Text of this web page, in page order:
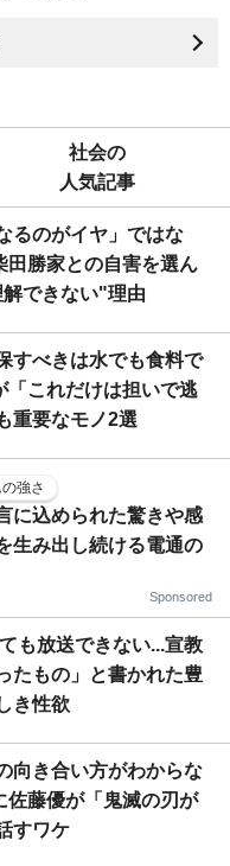
社会の
人気記事
るのがイヤ」ではな
田勝家との自害を選ん
できない"理由
すべきは水でも食料で
「これだけは担いで逃
重要なモノ2選
強さ
に込められた驚きや感
生み出し続ける電通の
Sponsored
も放送できない...宣教
たもの」と書かれた豊
き性欲
向き合い方がわからな
佐藤優が「鬼滅の刃が
すワケ